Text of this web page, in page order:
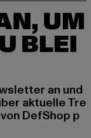
UM
BLEI
an und
aktuelle Tre
DefShop p